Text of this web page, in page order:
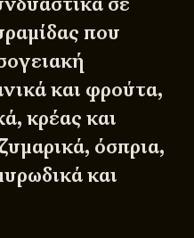
που
και φρούτα,
κρέας και
όσπρια,
και